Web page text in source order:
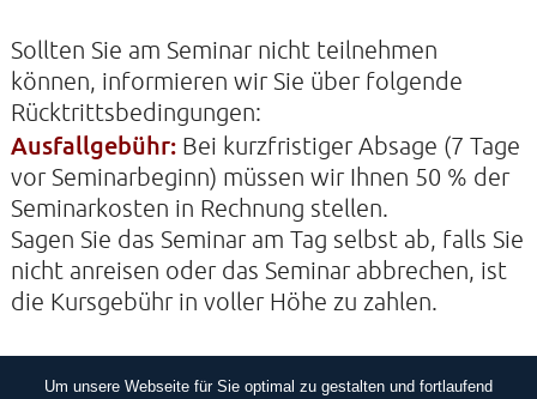
Sollten Sie am Seminar nicht teilnehmen
können, informieren wir Sie über folgende
Rücktrittsbedingungen:
Ausfallgebühr: Bei kurzfristiger Absage (7 Tage
vor Seminarbeginn) müssen wir Ihnen 50 % der
Seminarkosten in Rechnung stellen.
Sagen Sie das Seminar am Tag selbst ab, falls Sie
nicht anreisen oder das Seminar abbrechen, ist
die Kursgebühr in voller Höhe zu zahlen.
Um unsere Webseite für Sie optimal zu gestalten und fortlaufend